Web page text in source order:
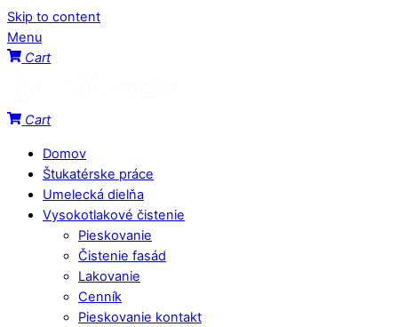
Skip to content
Menu
Cart
Cart
Domov
Štukatérske práce
Umelecká dielňa
Vysokotlakové čistenie
Pieskovanie
Čistenie fasád
Lakovanie
Cenník
Pieskovanie kontakt